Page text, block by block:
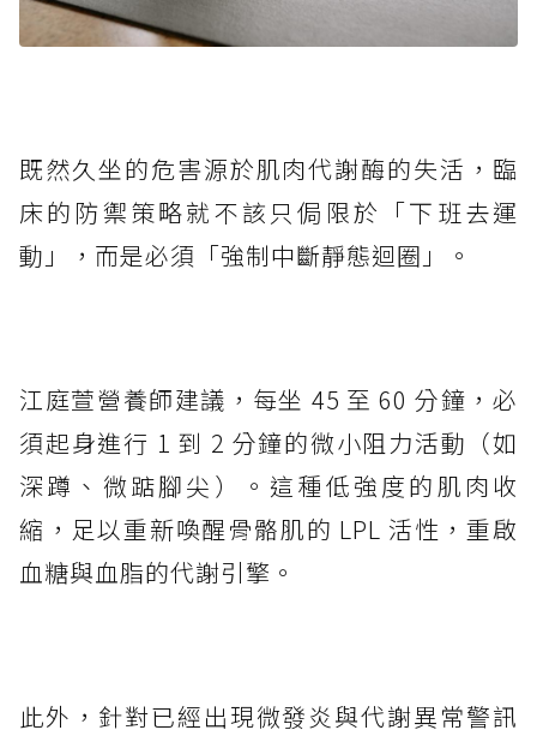
既然久坐的危害源於肌肉代謝酶的失活，臨
床的防禦策略就不該只侷限於「下班去運
動」，而是必須「強制中斷靜態迴圈」。
江庭萱營養師建議，每坐 45 至 60 分鐘，必
須起身進行 1 到 2 分鐘的微小阻力活動（如
深蹲、微踮腳尖）。這種低強度的肌肉收
縮，足以重新喚醒骨骼肌的 LPL 活性，重啟
血糖與血脂的代謝引擎。
此外，針對已經出現微發炎與代謝異常警訊